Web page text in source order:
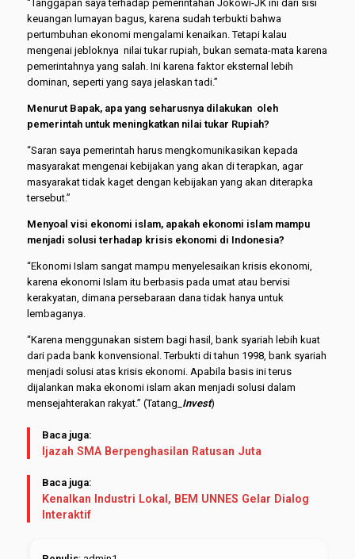
“Tanggapan saya terhadap pemerintahan Jokowi-JK ini dari sisi
keuangan lumayan bagus, karena sudah terbukti bahwa
pertumbuhan ekonomi mengalami kenaikan. Tetapi kalau
mengenai jebloknya nilai tukar rupiah, bukan semata-mata karena
pemerintahnya yang salah. Ini karena faktor eksternal lebih
dominan, seperti yang saya jelaskan tadi.”
Menurut Bapak, apa yang seharusnya dilakukan oleh
pemerintah untuk meningkatkan nilai tukar Rupiah?
“Saran saya pemerintah harus mengkomunikasikan kepada
masyarakat mengenai kebijakan yang akan di terapkan, agar
masyarakat tidak kaget dengan kebijakan yang akan diterapka
tersebut.”
Menyoal visi ekonomi islam, apakah ekonomi islam mampu
menjadi solusi terhadap krisis ekonomi di Indonesia?
“Ekonomi Islam sangat mampu menyelesaikan krisis ekonomi,
karena ekonomi Islam itu berbasis pada umat atau bervisi
kerakyatan, dimana persebaraan dana tidak hanya untuk
lembaganya.
“Karena menggunakan sistem bagi hasil, bank syariah lebih kuat
dari pada bank konvensional. Terbukti di tahun 1998, bank syariah
menjadi solusi atas krisis ekonomi. Apabila basis ini terus
dijalankan maka ekonomi islam akan menjadi solusi dalam
mensejahterakan rakyat.” (Tatang_ Invest)
Baca juga:
Ijazah SMA Berpenghasilan Ratusan Juta
Baca juga:
Kenalkan Industri Lokal, BEM UNNES Gelar Dialog
Interaktif